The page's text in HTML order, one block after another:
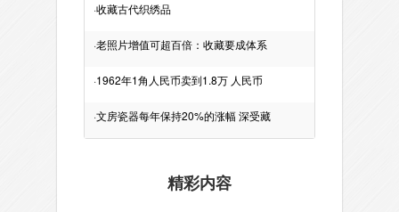
·收藏古代织绣品
·老照片增值可超百倍：收藏要成体系
·1962年1角人民币卖到1.8万 人民币
·文房瓷器每年保持20%的涨幅 深受藏
精彩内容